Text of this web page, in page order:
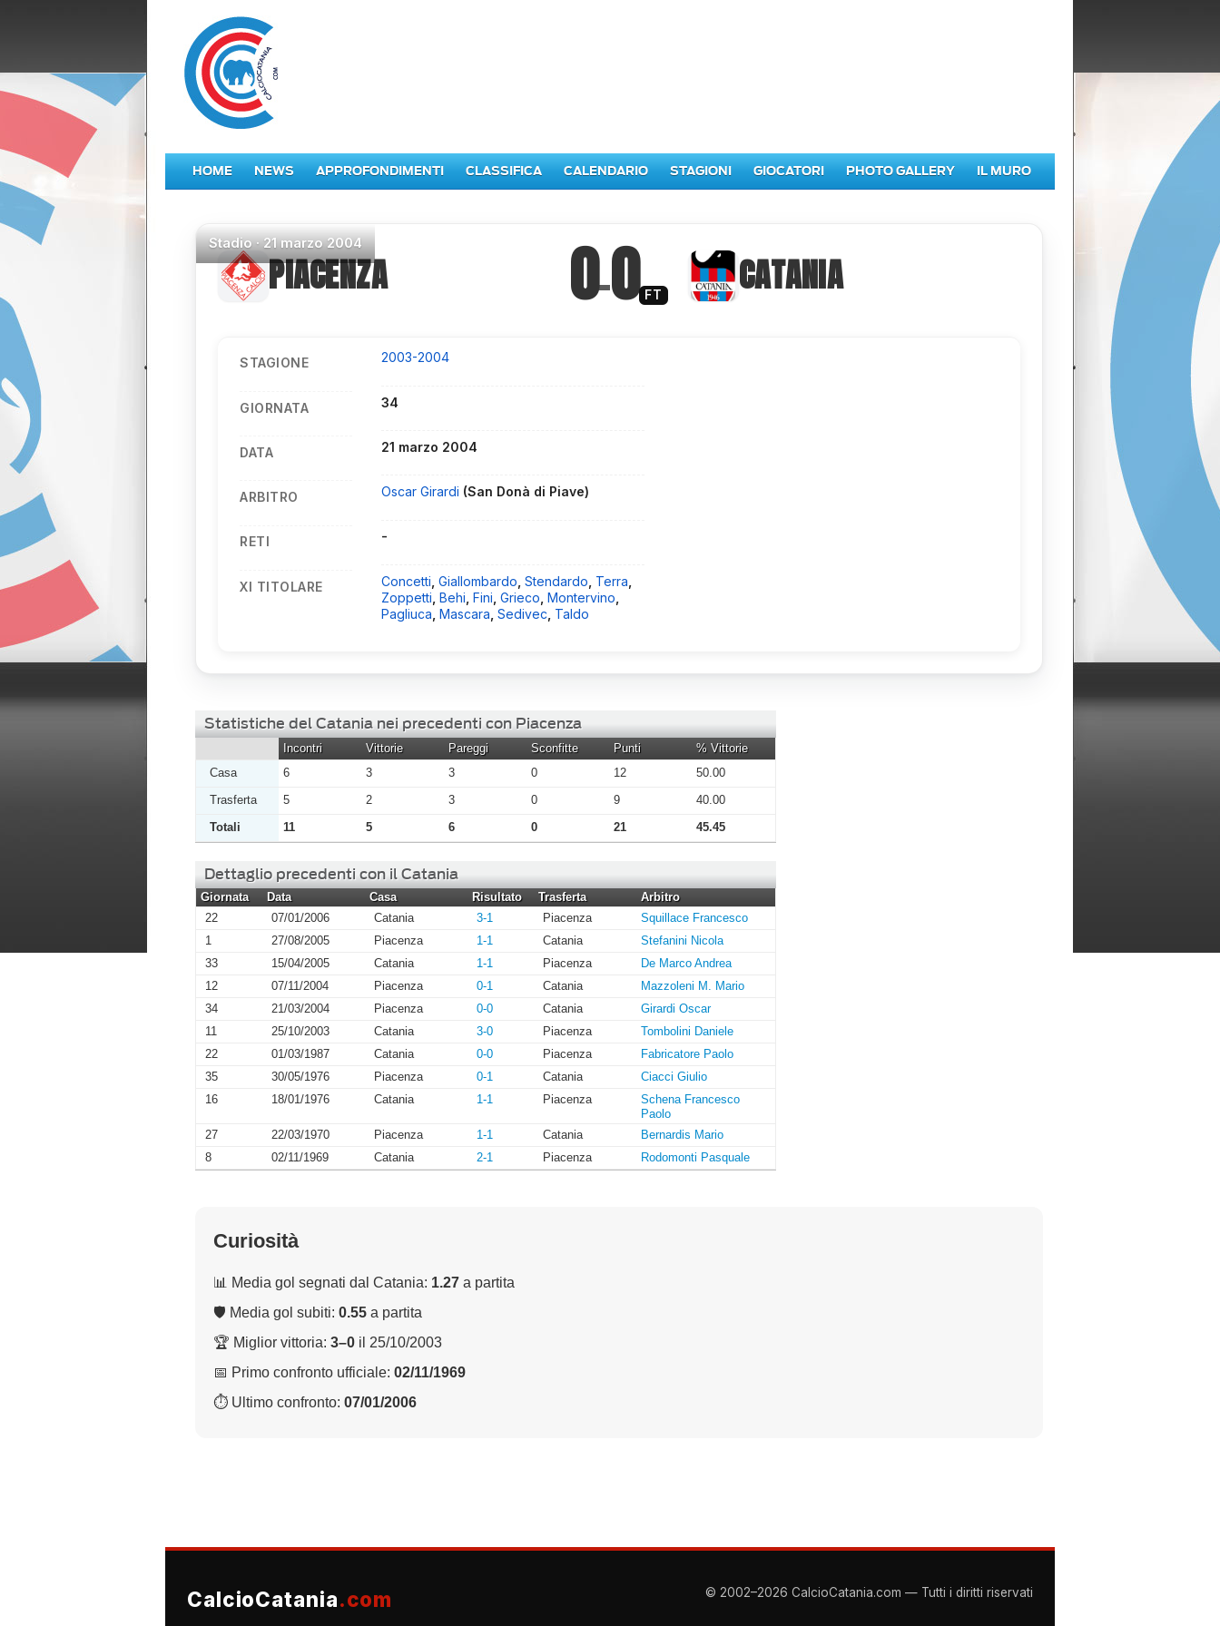
HOME NEWS APPROFONDIMENTI CLASSIFICA CALENDARIO STAGIONI GIOCATORI PHOTO GALLERY IL MURO
Stadio·21 marzo 2004
PIACENZA 0–0 FT CATANIA
STAGIONE 2003-2004
GIORNATA 34
DATA 21 marzo 2004
ARBITRO Oscar Girardi (San Donà di Piave)
RETI -
XI TITOLARE Concetti ,Giallombardo ,Stendardo Terra
Zoppetti ,Behi ,Fini ,Grieco ,Montervino
Pagliuca ,Mascara ,Sedivec Taldo
Statistiche del Catania nei precedenti con Piacenza
Incontri Vittorie Pareggi Sconfitte Punti
% Vittorie
Casa
6 3 3 0 12
50.00
Trasferta
5 2 3 0 9
40.00
Totali
11 5 6 0 21 45.45
Dettaglio precedenti con il Catania
Giornata Data Casa Risultato Trasferta
Arbitro
22
07/01/2006 Catania 3-1 Piacenza
Squillace Francesco
1
27/08/2005 Piacenza 1-1 Catania
Stefanini Nicola
33
15/04/2005 Catania 1-1 Piacenza
De Marco Andrea
12
07/11/2004 Piacenza 0-1 Catania
Mazzoleni M. Mario
34
21/03/2004 Piacenza 0-0 Catania
Girardi Oscar
11
25/10/2003 Catania 3-0 Piacenza
Tombolini Daniele
22
01/03/1987 Catania 0-0 Piacenza
Fabricatore Paolo
35
30/05/1976 Piacenza 0-1 Catania
Ciacci Giulio
16
18/01/1976 Catania 1-1 Piacenza
Schena Francesco
Paolo
27
22/03/1970 Piacenza 1-1 Catania
Bernardis Mario
8
02/11/1969 Catania 2-1 Piacenza Rodomonti Pasquale
Curiosità
📊 Media gol segnati dal Catania: 1.27 a partita
🛡 Media gol subiti: 0.55 a partita
🏆 Miglior vittoria: 3–0 il 25/10/2003
📅 Primo confronto ufficiale: 02/11/1969
⏱ Ultimo confronto: 07/01/2006
CalcioCatania.com © 2002–2026 CalcioCatania.com — Tutti i diritti riservati